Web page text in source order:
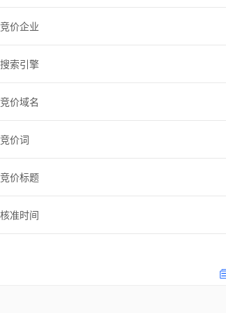
竞价企业
搜索引擎
竞价域名
竞价词
竞价标题
核准时间